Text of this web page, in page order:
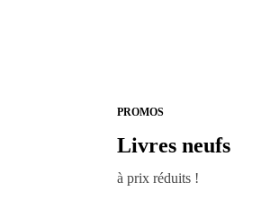
PROMOS
Livres neufs
à prix réduits !